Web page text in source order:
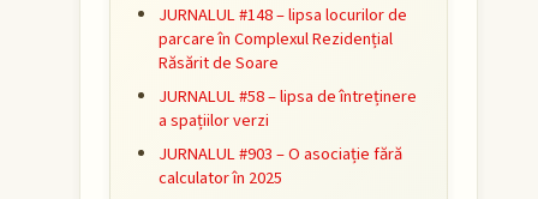
JURNALUL #148 – lipsa locurilor de
parcare în Complexul Rezidențial
Răsărit de Soare
JURNALUL #58 – lipsa de întreținere
a spațiilor verzi
JURNALUL #903 – O asociație fără
calculator în 2025